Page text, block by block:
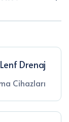
Lenf Drenaj
Cihazları